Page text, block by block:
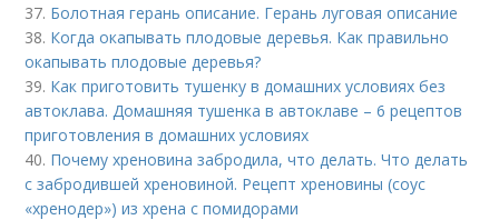
37. Болотная герань описание. Герань луговая описание
38. Когда окапывать плодовые деревья. Как правильно
окапывать плодовые деревья?
39. Как приготовить тушенку в домашних условиях без
автоклава. Домашняя тушенка в автоклаве – 6 рецептов
приготовления в домашних условиях
40. Почему хреновина забродила, что делать. Что делать
с забродившей хреновиной. Рецепт хреновины (соус
«хренодер») из хрена с помидорами